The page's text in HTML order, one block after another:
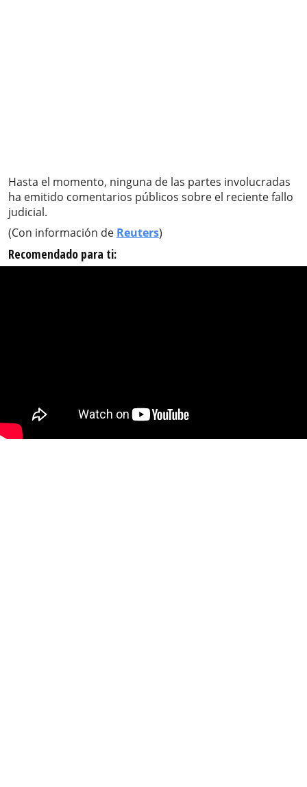
Hasta el momento, ninguna de las partes involucradas
ha emitido comentarios públicos sobre el reciente fallo
judicial.
(Con información de Reuters)
Recomendado para ti: